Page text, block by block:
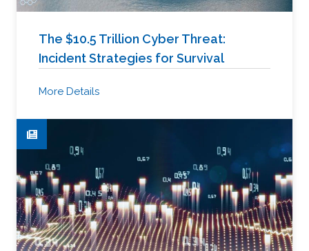
The $10.5 Trillion Cyber Threat:
Incident Strategies for Survival
More Details